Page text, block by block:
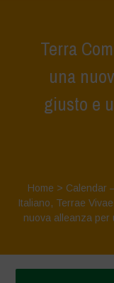
Terra
una
giusto e
Home > Calendar
Italiano, Terrae Vivae
nuova alleanza per